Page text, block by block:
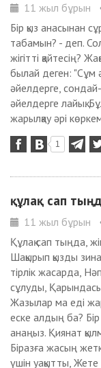
11 жыл бұрын
Бір қыз анасынан
табамын? - деп.
жігітті қайтесің?
былай деген: "Сұм
әйелдерге, сондай-
әйелдерге лайық.
жарылқау әрі
1
құлақ сап
11 жыл бұрын
Құлақ сап тыңда,
Шақырып қызды
тірлік жасарда,
сұлуды,
Жазылар ма еді
еске алдың ба?
анаңыз. Қиянат
Біразға жасың
үшін уақытты,